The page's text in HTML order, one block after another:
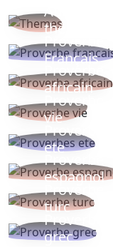
Autres
thèmes
Proverbe
Français
Proverbe
africain
Proverbe
vie
Proverbes
ete
Proverbe
espagnol
Proverbe
turc
Proverbe
grec